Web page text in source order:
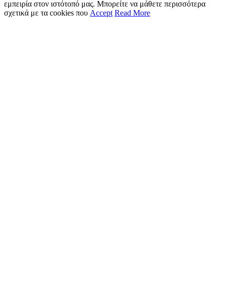
εμπειρία στον ιστότοπό μας. Μπορείτε να μάθετε περισσότερα
σχετικά με τα cookies που Accept Read More